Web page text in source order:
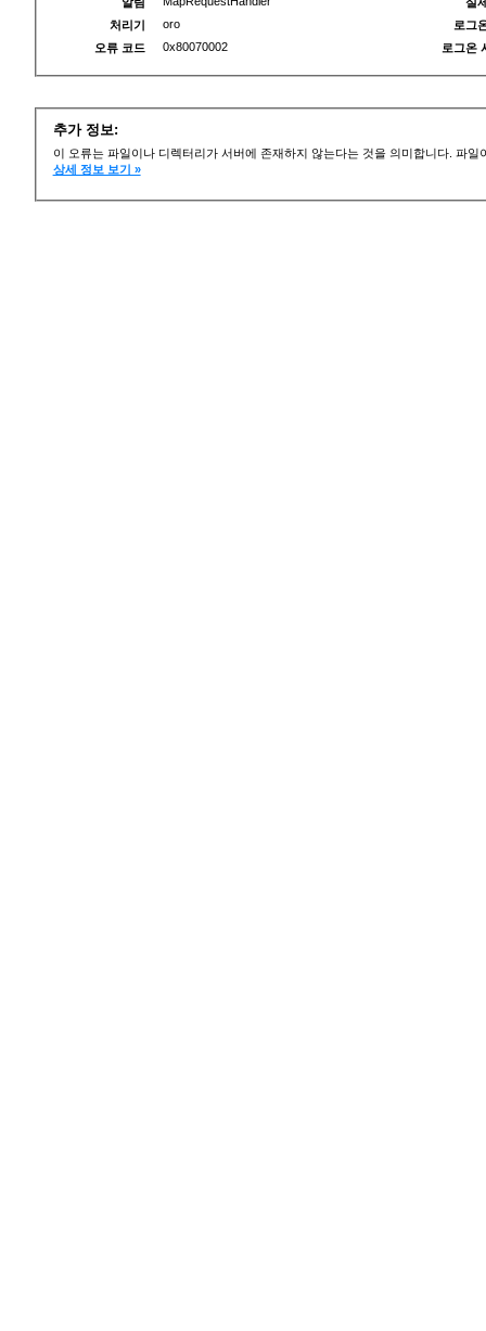
처리기
oro
오류 코드
0x80070002
로그
로그온
추가 정보:
이 오류는 파일이나 디렉터리가 서버에 존재하지 않는다는 것을 의미합니다. 파
상세 정보 보기 »